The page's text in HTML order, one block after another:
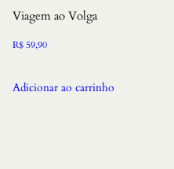
Viagem ao Volga
R$59,90
Adicionar ao carrinho